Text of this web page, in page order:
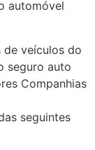
automóvel
de veículos do
seguro auto
Companhias
seguintes